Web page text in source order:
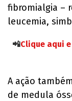
fibromialgia –
leucemia,
📲Clique aqui
A ação
de medula